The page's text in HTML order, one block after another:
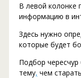
В левой колонке
информацию в
Здесь нужно
которые будет
Подбор чересчур
тему, чем